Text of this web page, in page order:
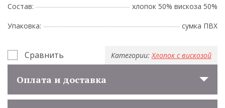
Состав: хлопок 50% вискоза 50%
Упаковка: сумка ПВХ
Сравнить Категории: Хлопок с вискозой
Оплата и доставка